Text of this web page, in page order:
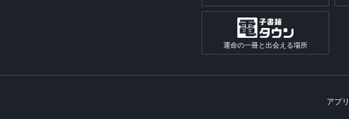
運命の一冊と出会える場所
アプ